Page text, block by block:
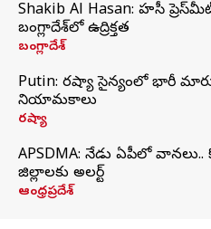
Shakib Al Hasan: హసీనా
బంగ్లాదేశ్‌లో ఉద్రిక్తత
బంగ్లాదేశ్
Putin: రష్యా సైన్యంలో భారీ
నియామకాలు
రష్యా
APSDMA: నేడు ఏపీలో
జిల్లాలకు అలర్ట్
ఆంధ్రప్రదేశ్